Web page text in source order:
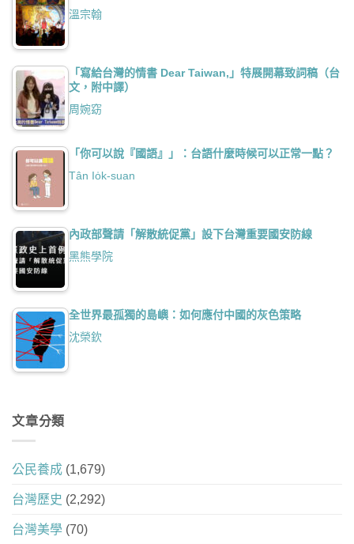
溫宗翰
「寫給台灣的情書 Dear Taiwan,」特展開幕致詞稿（台
文，附中譯）
周婉窈
「你可以說『國語』」：台語什麼時候可以正常一點？
Tân Io̍k-suan
內政部聲請「解散統促黨」設下台灣重要國安防線
黑熊學院
全世界最孤獨的島嶼：如何應付中國的灰色策略
沈榮欽
文章分類
公民養成 (1,679)
台灣歷史 (2,292)
台灣美學 (70)